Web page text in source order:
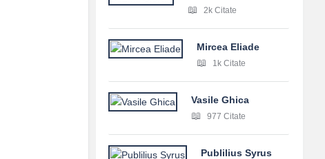
2k Citate
Mircea Eliade
1k Citate
Vasile Ghica
977 Citate
Publilius Syrus